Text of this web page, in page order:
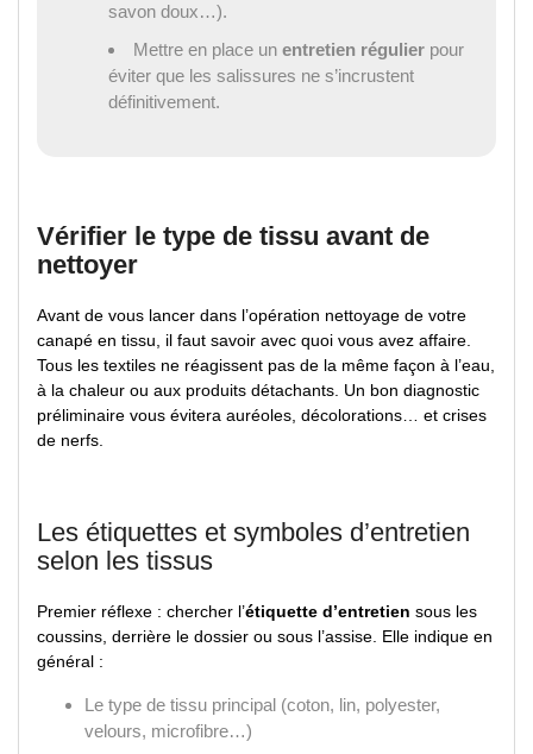
savon doux…).
Mettre en place un entretien régulier pour
éviter que les salissures ne s’incrustent
définitivement.
Vérifier le type de tissu avant de
nettoyer
Avant de vous lancer dans l’opération nettoyage de votre
canapé en tissu, il faut savoir avec quoi vous avez affaire.
Tous les textiles ne réagissent pas de la même façon à l’eau,
à la chaleur ou aux produits détachants. Un bon diagnostic
préliminaire vous évitera auréoles, décolorations… et crises
de nerfs.
Les étiquettes et symboles d’entretien
selon les tissus
Premier réflexe : chercher l’étiquette d’entretien sous les
coussins, derrière le dossier ou sous l’assise. Elle indique en
général :
Le type de tissu principal (coton, lin, polyester,
velours, microfibre…)